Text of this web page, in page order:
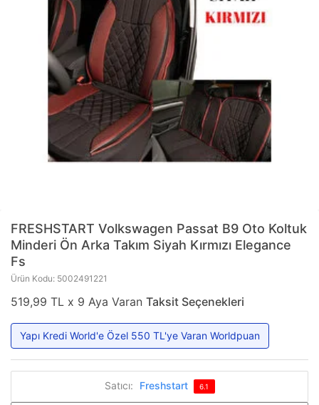
FRESHSTART Volkswagen Passat B9 Oto Koltuk
Minderi Ön Arka Takım Siyah Kırmızı Elegance
Fs
Ürün Kodu: 5002491221
519,99 TL x 9 Aya Varan Taksit Seçenekleri
Yapı Kredi World'e Özel 550 TL'ye Varan Worldpuan
Satıcı: Freshstart 6.1